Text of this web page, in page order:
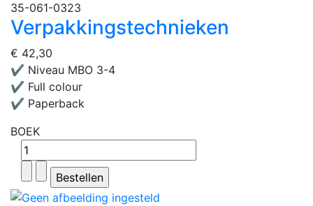
35-061-0323
Verpakkingstechnieken
€ 42,30
✔ Niveau MBO 3-4
✔ Full colour
✔ Paperback
BOEK